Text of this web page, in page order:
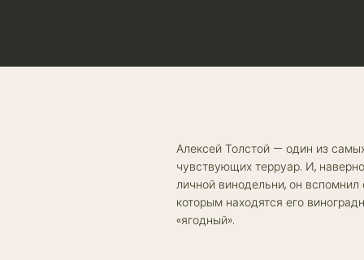
Алексей Толстой — один из
чувствующих терруар. И,
личной винодельни, он вспомнил
которым находятся его
«ягодный».